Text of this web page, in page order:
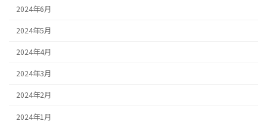
2024年6月
2024年5月
2024年4月
2024年3月
2024年2月
2024年1月